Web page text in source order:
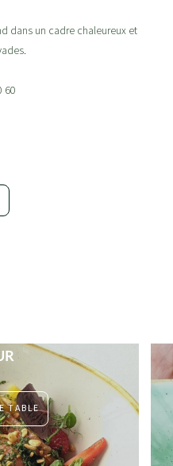
dans un cadre chaleureux et
60
TABLE